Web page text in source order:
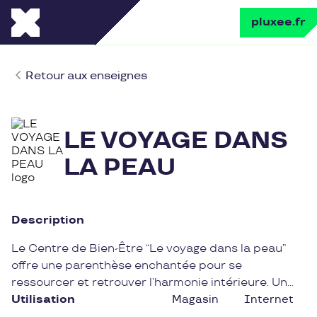
pluxee.fr
Retour aux enseignes
LE VOYAGE DANS
LA PEAU
Description
Le Centre de Bien-Être “Le voyage dans la peau”
offre une parenthèse enchantée pour se
ressourcer et retrouver l’harmonie intérieure. Un
univers empreint de sérénité où la relaxation et le
Utilisation Magasin Internet